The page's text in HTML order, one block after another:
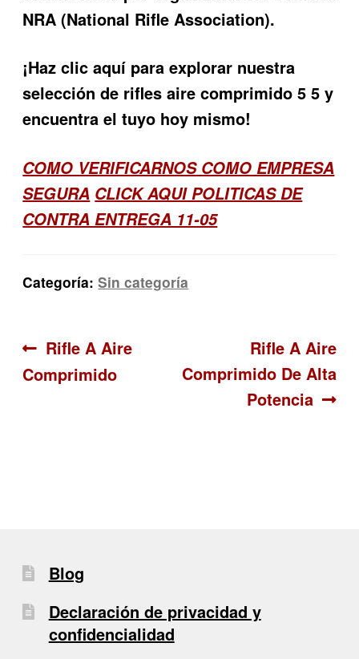
NRA (National Rifle Association).
¡Haz clic aquí para explorar nuestra
selección de rifles aire comprimido 5 5 y
encuentra el tuyo hoy mismo!
COMO VERIFICARNOS COMO EMPRESA
SEGURA CLICK AQUI POLITICAS DE
CONTRA ENTREGA 11-05
Categoría:Sin categoría
Navegación
de
Anterior:
Rifle A Aire
Comprimido
Siguiente:
Rifle A Aire
Comprimido De Alta
Potencia
Blog
Declaración de privacidad y
confidencialidad